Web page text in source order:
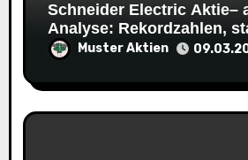
o
n
Schneider Electric Aktie–
Analyse: Rekordzahlen,
ZieleMuster Aktien